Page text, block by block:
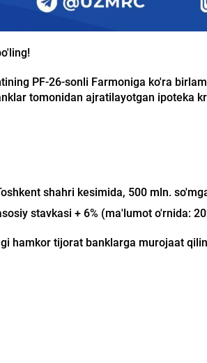
PF-26-sonli Farmoniga ko'ra
tomonidan ajratilayotgan ipoteka
shahri kesimida, 500 mln.
stavkasi + 6% (ma'lumot o'rnida:
hamkor tijorat banklarga murojaat